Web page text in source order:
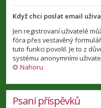
Když chci poslat email
Jen registrovaní uživatelé
fóra přes vestavěný
tuto funkci povolil. Je to z
systému anonymními
Nahoru
Psaní příspěvků